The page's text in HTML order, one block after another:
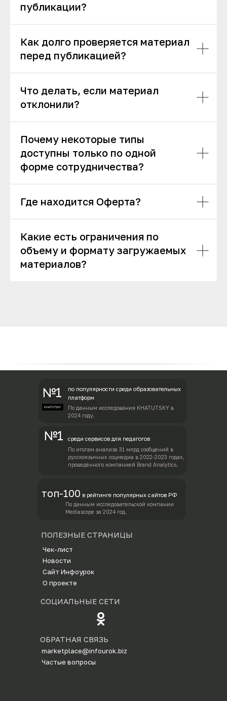
публикации?
Как долго проверяется материал
перед публикацией?
Что делать, если материал
отклонили?
Почему некоторые типы
доступны только по одной
форме сотрудничества?
Где находится Оферта?
Какие есть ограничения по
объему и формату загружаемых
материалов?
№1
по популярности среди образовательных
платформ
По данным исследования KHATUTSKY в
2024 году.
№1 среди сервисов для педагогов
По итогам анализа 31 млрд сообщений в
русскоязычных соцмедиа в 2022-2023 годах,
проведённого компанией Brand Analytics.
топ-100 в рейтинге популярных сайтов РФ
По данным исследовательской компании
Mediascope за 2024 год.
marketplace@infourok.biz
Частые вопросы
Новости
Сайт Инфоурок
Чек-лист
О проекте
СОЦИАЛЬНЫЕ СЕТИ
ПОЛЕЗНЫЕ СТРАНИЦЫ
ОБРАТНАЯ СВЯЗЬ